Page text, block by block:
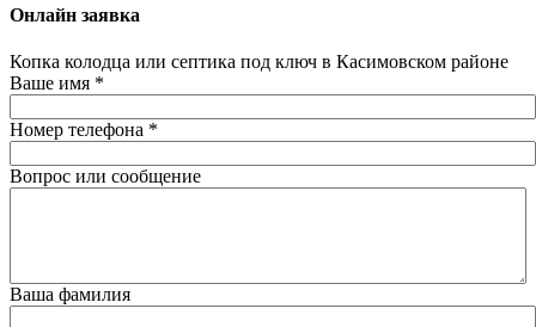
Онлайн заявка
Копка колодца или септика под ключ в Касимовском районе
Ваше имя *
Номер телефона *
Вопрос или сообщение
Ваша фамилия